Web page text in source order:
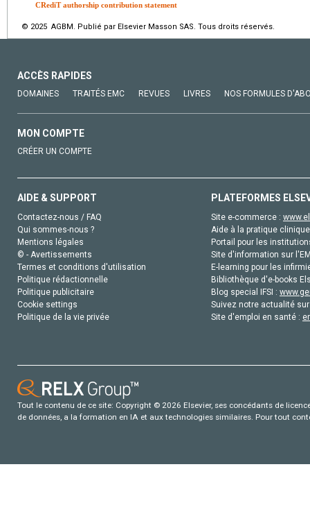
CRediT authorship contribution statement
© 2025 AGBM. Publié par Elsevier Masson SAS. Tous droits réservés.
ACCÈS RAPIDES
DOMAINES TRAITÉS EMC REVUES LIVRES NOS FORMULES
MON COMPTE
CRÉER UN COMPTE
AIDE & SUPPORT
Contactez-nous / FAQ
Qui sommes-nous ?
Mentions légales
© - Avertissements
Termes et conditions d'utilisation
Politique rédactionnelle
Politique publicitaire
Cookie settings
Politique de la vie privée
PLATEFORMES
Site e-commerce :
Aide à la pratique
Portail pour les
Site d'information sur
E-learning pour les
Bibliothèque d'e-books
Blog special IFSI :
Suivez notre actualité
Site d'emploi en santé :
Tout le contenu de ce site: Copyright © 2026 Elsevier, ses concédants de
de données, a la formation en IA et aux technologies similaires. Pour tout